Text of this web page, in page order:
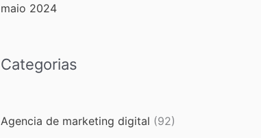
maio 2024
Categorias
Agencia de marketing digital (92)